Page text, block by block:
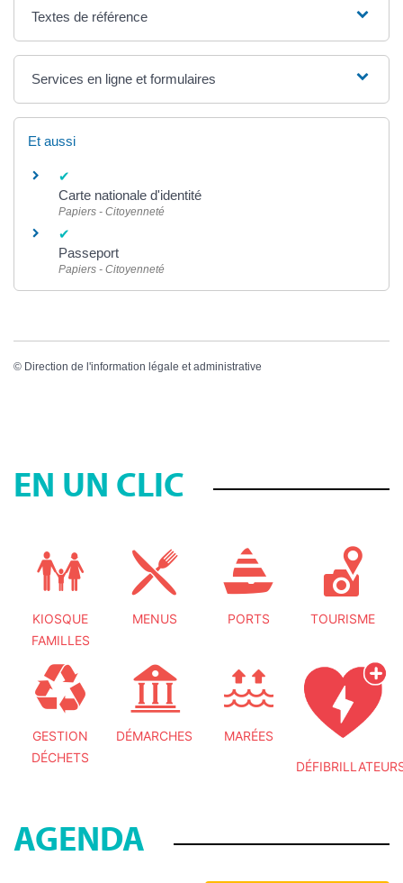
Textes de référence
Services en ligne et formulaires
Et aussi
Carte nationale d'identité
Papiers - Citoyenneté
Passeport
Papiers - Citoyenneté
© Direction de l'information légale et administrative
EN UN CLIC
KIOSQUE
FAMILLES
MENUS PORTS TOURISME
GESTION
DÉCHETS
DÉMARCHES MARÉES
AGENDA